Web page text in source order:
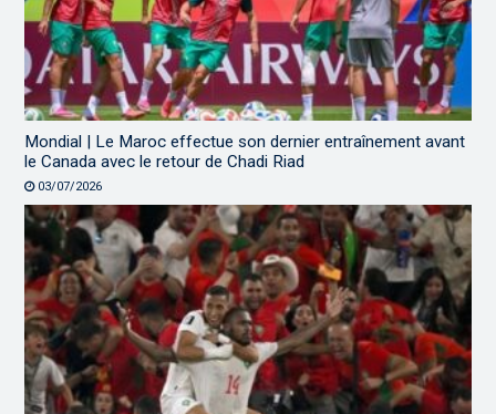
Mondial | Le Maroc effectue son dernier entraînement avant
le Canada avec le retour de Chadi Riad
03/07/2026